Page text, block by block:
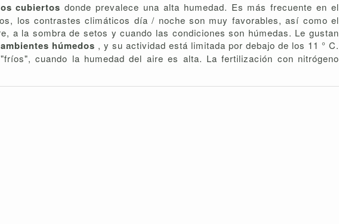
cubiertosdonde prevalece una alta humedad. Es más frecuente en el
los contrastes climáticos día / noche son muy favorables, así como el
a la sombra de setos y cuando las condiciones son húmedas. Le gustan
húmedos , y su actividad está limitada por debajo de los 11 ° C.
cuando la humedad del aire es alta. La fertilización con nitrógeno